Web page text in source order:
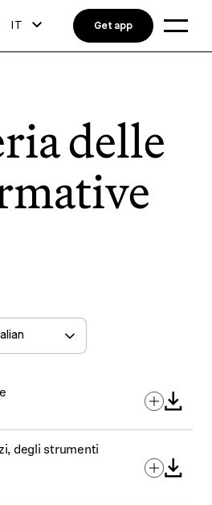
delle
degli strumenti
IT Get app